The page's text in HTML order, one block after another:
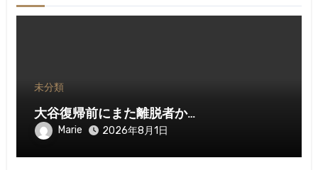
未分類
大谷復帰前にまた離脱者か…
Marie 2026年8月1日